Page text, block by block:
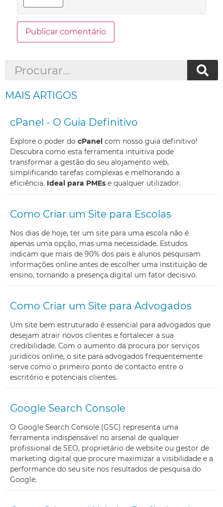
MAIS ARTIGOS
cPanel - O Guia Definitivo
Explore o poder do cPanel com nosso guia definitivo!
Descubra como esta ferramenta intuitiva pode
transformar a gestão do seu alojamento web,
simplificando tarefas complexas e melhorando a
eficiência. Ideal para PMEs e qualquer utilizador.
Como Criar um Site para Escolas
Nos dias de hoje, ter um site para uma escola não é
apenas uma opção, mas uma necessidade. Estudos
indicam que mais de 90% dos pais e alunos pesquisam
informações online antes de escolher uma instituição de
ensino, tornando a presença digital um fator decisivo.
Como Criar um Site para Advogados
Um site bem estruturado é essencial para advogados que
desejam atrair novos clientes e fortalecer a sua
credibilidade. Com o aumento da procura por serviços
jurídicos online, o site para advogados frequentemente
serve como o primeiro ponto de contacto entre o
escritório e potenciais clientes.
Google Search Console
O Google Search Console (GSC) representa uma
ferramenta indispensável no arsenal de qualquer
profissional de SEO, proprietário de website ou gestor de
marketing digital que procure maximizar a visibilidade e a
performance do seu site nos resultados de pesquisa do
Google.